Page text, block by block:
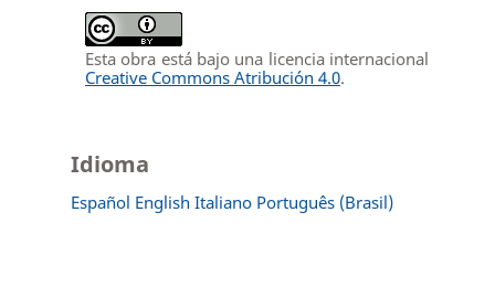
Esta obra está bajo una licencia internacional
Creative Commons Atribución 4.0.
Idioma
Español English Italiano Português (Brasil)